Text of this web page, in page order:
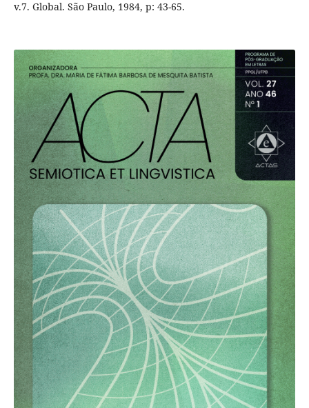
v.7. Global. São Paulo, 1984, p: 43-65.